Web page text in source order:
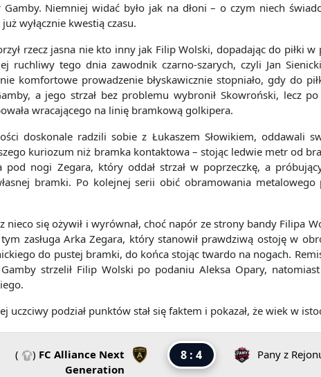
Gamby. Niemniej widać było jak na dłoni – o czym niech
wyłącznie kwestią czasu.
rzecz jasna nie kto inny jak Filip Wolski, dopadając do piłki
ruchliwy tego dnia zawodnik czarno-szarych, czyli Jan
komfortowe prowadzenie błyskawicznie stopniało, gdy do
a jego strzał bez problemu wybronił Skowroński, lecz
wracającego na linię bramkową golkipera.
doskonale radzili sobie z Łukaszem Słowikiem, oddawali
kuriozum niż bramka kontaktowa – stojąc ledwie metr od
pod nogi Zegara, który oddał strzał w poprzeczkę, a
bramki. Po kolejnej serii obić obramowania
nieco się ożywił i wyrównał, choć napór ze strony bandy Filipa
zasługa Arka Zegara, który stanowił prawdziwą ostoję w
do pustej bramki, do końca stojąc twardo na nogach.
strzelił Filip Wolski po podaniu Aleksa Opary,
uczciwy podział punktów stał się faktem i pokazał, że wiek w
( ) FC Alliance Next
Generation
8 : 4 Pany z